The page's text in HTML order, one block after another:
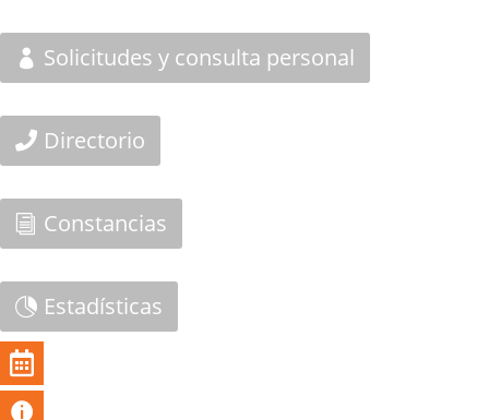
Solicitudes y consulta personal
Directorio
Constancias
Estadísticas